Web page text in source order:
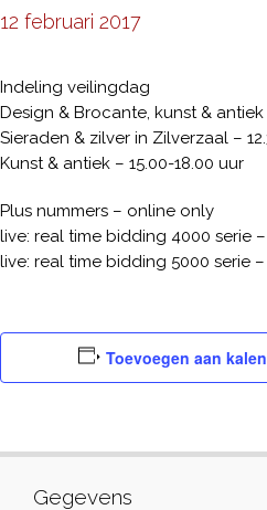
12 februari 2017
Indeling veilingdag
Design & Brocante, kunst & antiek
Sieraden & zilver in Zilverzaal –
Kunst & antiek – 15.00-18.00 uur
Plus nummers – online only
live: real time bidding 4000 serie –
live: real time bidding 5000 serie –
Toevoegen aan
Gegevens